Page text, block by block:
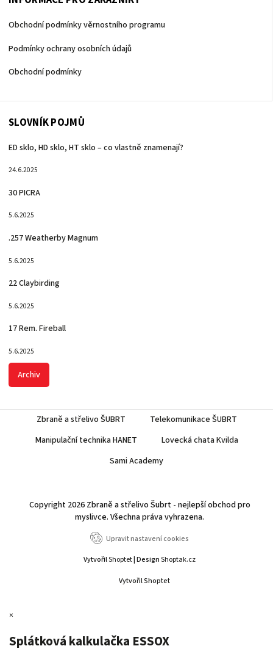
Obchodní podmínky věrnostního programu
Podmínky ochrany osobních údajů
Obchodní podmínky
SLOVNÍK POJMŮ
ED sklo, HD sklo, HT sklo – co vlastně znamenají?
24.6.2025
30 PICRA
5.6.2025
.257 Weatherby Magnum
5.6.2025
22 Claybirding
5.6.2025
17 Rem. Fireball
5.6.2025
Archiv
Zbraně a střelivo ŠUBRT
Telekomunikace ŠUBRT
Manipulační technika HANET
Lovecká chata Kvilda
Sami Academy
Vytvořil Shoptet
Copyright 2026 Zbraně a střelivo Šubrt - nejlepší obchod pro
myslivce. Všechna práva vyhrazena.
Upravit nastavení cookies
VytvořilShoptet| DesignShoptak.cz
×
Splátková kalkulačka ESSOX